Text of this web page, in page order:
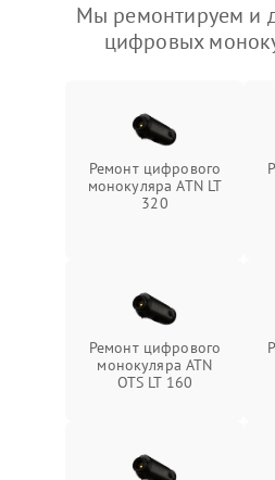
Мы ремонтируем и
цифровых
Ремонт цифрового
монокуляра ATN LT
320
Ремонт цифрового
монокуляра ATN
OTS LT 160